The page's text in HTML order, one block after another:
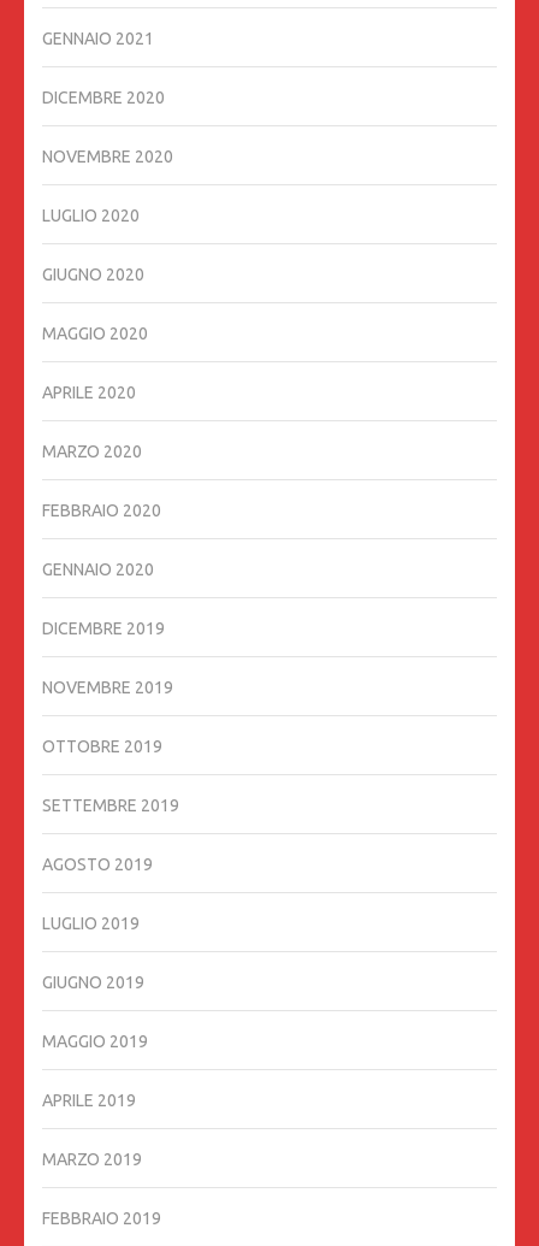
GENNAIO 2021
DICEMBRE 2020
NOVEMBRE 2020
LUGLIO 2020
GIUGNO 2020
MAGGIO 2020
APRILE 2020
MARZO 2020
FEBBRAIO 2020
GENNAIO 2020
DICEMBRE 2019
NOVEMBRE 2019
OTTOBRE 2019
SETTEMBRE 2019
AGOSTO 2019
LUGLIO 2019
GIUGNO 2019
MAGGIO 2019
APRILE 2019
MARZO 2019
FEBBRAIO 2019